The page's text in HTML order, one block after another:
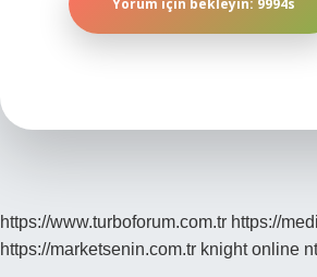
https://www.turboforum.com.tr https://
https://marketsenin.com.tr knight online